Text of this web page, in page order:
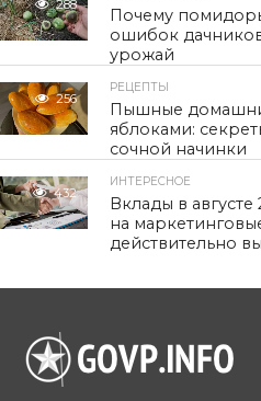
288
Почему
ошибок
урожай
256
РЕЦЕПТЫ
Пышные
яблоками:
сочной начинки
432
ИНТЕРЕСНОЕ
Вклады в августе
на
действительно